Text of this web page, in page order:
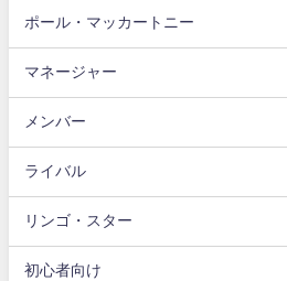
ポール・マッカートニー
マネージャー
メンバー
ライバル
リンゴ・スター
初心者向け